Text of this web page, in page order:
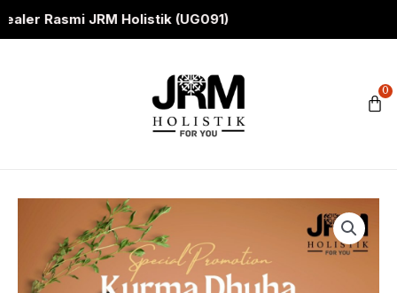
Skip
JRM Holistik (UG091)
0